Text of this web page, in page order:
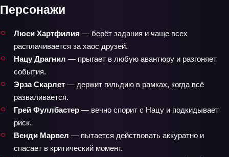
Персонажи
Люси Хартфилия — берёт задания и чаще всех
расплачивается за хаос друзей.
Нацу Драгнил — прыгает в любую авантюру и разгоняет
события.
Эрза Скарлет — держит гильдию в рамках, когда всё
разваливается.
Грей Фуллбастер — вечно спорит с Нацу и подкидывает
риск.
Венди Марвел — пытается действовать аккуратно и
спасает в критический момент.